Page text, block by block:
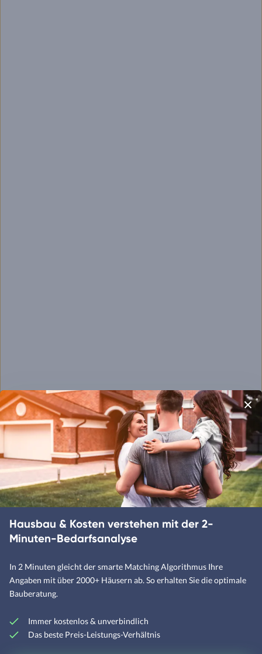
Hausbau & Kosten verstehen mit der 2-
Minuten-Bedarfsanalyse
In 2 Minuten gleicht der smarte Matching Algorithmus Ihre
Angaben mit über 2000+ Häusern ab. So erhalten Sie die optimale
Bauberatung.
Immer kostenlos & unverbindlich
Das beste Preis-Leistungs-Verhältnis